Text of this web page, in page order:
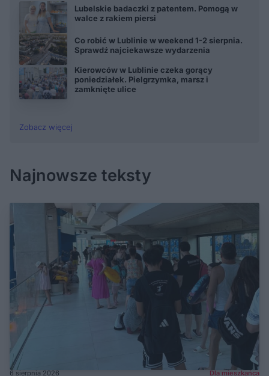
Lubelskie badaczki z patentem. Pomogą w
walce z rakiem piersi
Co robić w Lublinie w weekend 1-2 sierpnia.
Sprawdź najciekawsze wydarzenia
Kierowców w Lublinie czeka gorący
poniedziałek. Pielgrzymka, marsz i
zamknięte ulice
Zobacz więcej
Najnowsze teksty
6 sierpnia 2026 Dla mieszkańca